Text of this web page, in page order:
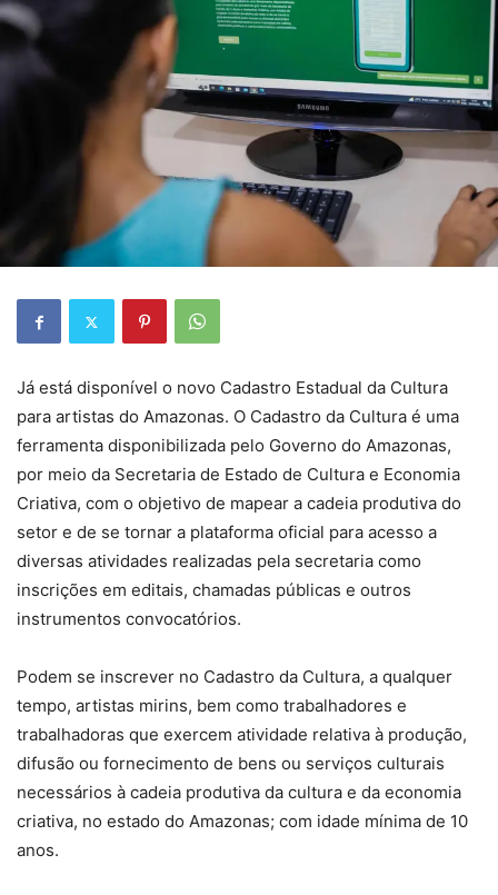
Já está disponível o novo Cadastro Estadual da Cultura
para artistas do Amazonas. O Cadastro da Cultura é uma
ferramenta disponibilizada pelo Governo do Amazonas,
por meio da Secretaria de Estado de Cultura e Economia
Criativa, com o objetivo de mapear a cadeia produtiva do
setor e de se tornar a plataforma oficial para acesso a
diversas atividades realizadas pela secretaria como
inscrições em editais, chamadas públicas e outros
instrumentos convocatórios.
Podem se inscrever no Cadastro da Cultura, a qualquer
tempo, artistas mirins, bem como trabalhadores e
trabalhadoras que exercem atividade relativa à produção,
difusão ou fornecimento de bens ou serviços culturais
necessários à cadeia produtiva da cultura e da economia
criativa, no estado do Amazonas; com idade mínima de 10
anos.